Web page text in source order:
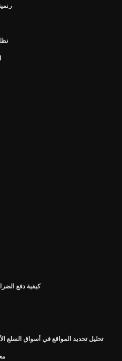
كيفية دفع
تحليل تحديد المواقع في أسواق السلع